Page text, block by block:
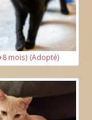
mois) (Adopté)